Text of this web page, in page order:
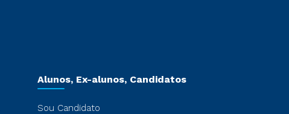
Alunos, Ex-alunos, Candidatos
Sou Candidato